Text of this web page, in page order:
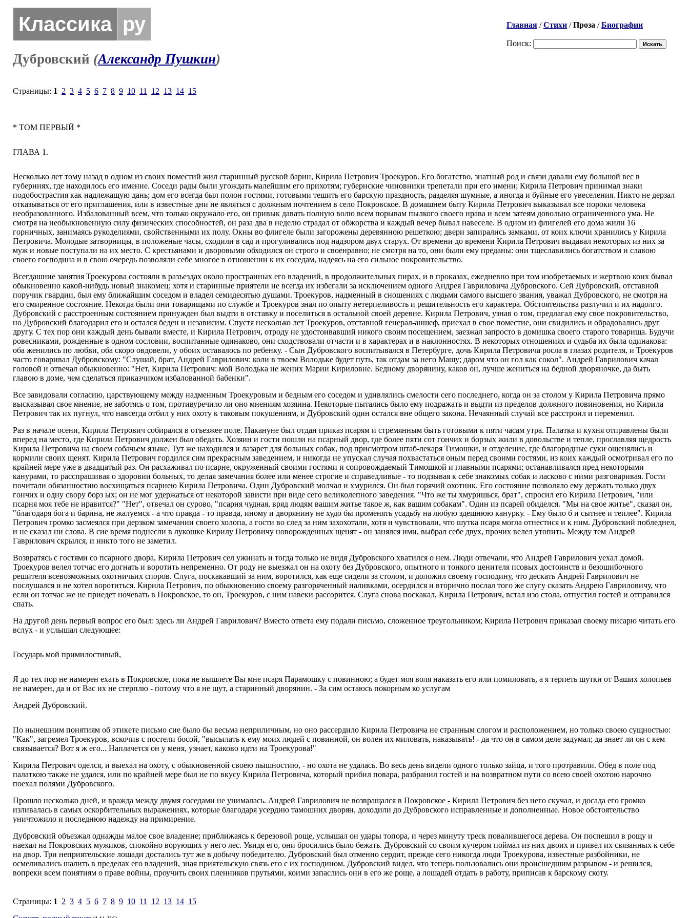
Главная /Стихи /Проза /Биографии
Поиск:
Классика ру
Дубровский (Александр Пушкин)
Страницы: 1 2 3 4 5 6 7 8 9 10 11 12 13 14 15
* ТОМ ПЕРВЫЙ *
ГЛАВА 1.
Несколько лет тому назад в одном из своих поместий жил старинный русской барин, Кирила Петрович Троекуров. Его богатство, знатный род и связи давали ему большой вес в
губерниях, где находилось его имение. Соседи рады были угождать малейшим его прихотям; губернские чиновники трепетали при его имени; Кирила Петрович принимал знаки
подобострастия как надлежащую дань; дом его всегда был полон гостями, готовыми тешить его барскую праздность, разделяя шумные, а иногда и буйные его увеселения. Никто не дерзал
отказываться от его приглашения, или в известные дни не являться с должным почтением в село Покровское. В домашнем быту Кирила Петрович выказывал все пороки человека
необразованного. Избалованный всем, что только окружало его, он привык давать полную волю всем порывам пылкого своего нрава и всем затеям довольно ограниченного ума. Не
смотря на необыкновенную силу физических способностей, он раза два в неделю страдал от обжорства и каждый вечер бывал навеселе. В одном из флигелей его дома жили 16
горничных, занимаясь рукоделиями, свойственными их полу. Окны во флигеле были загорожены деревянною решеткою; двери запирались замками, от коих ключи хранились у Кирила
Петровича. Молодые затворницы, в положеные часы, сходили в сад и прогуливались под надзором двух старух. От времени до времени Кирила Петрович выдавал некоторых из них за
муж и новые поступали на их место. С крестьянами и дворовыми обходился он строго и своенравно; не смотря на то, они были ему преданы: они тщеславились богатством и славою
своего господина и в свою очередь позволяли себе многое в отношении к их соседам, надеясь на его сильное покровительство.
Всегдашние занятия Троекурова состояли в разъездах около пространных его владений, в продолжительных пирах, и в проказах, ежедневно при том изобретаемых и жертвою коих бывал
обыкновенно какой-нибудь новый знакомец; хотя и старинные приятели не всегда их избегали за исключением одного Андрея Гавриловича Дубровского. Сей Дубровский, отставной
поручик гвардии, был ему ближайшим соседом и владел семидесятью душами. Троекуров, надменный в сношениях с людьми самого высшего звания, уважал Дубровского, не смотря на
его смиренное состояние. Некогда были они товарищами по службе и Троекуров знал по опыту нетерпеливость и решительность его характера. Обстоятельства разлучил и их надолго.
Дубровский с расстроенным состоянием принужден был выдти в отставку и поселиться в остальной своей деревне. Кирила Петрович, узнав о том, предлагал ему свое покровительство,
но Дубровский благодарил его и остался беден и независим. Спустя несколько лет Троекуров, отставной генерал-аншеф, приехал в свое поместие, они свидились и обрадовались друг
другу. С тех пор они каждый день бывали вместе, и Кирила Петрович, отроду не удостоивавший никого своим посещением, заезжал запросто в домишка своего старого товарища. Будучи
ровесниками, рожденные в одном сословии, воспитанные одинаково, они сходствовали отчасти и в характерах и в наклонностях. В некоторых отношениях и судьба их была одинакова:
оба женились по любви, оба скоро овдовели, у обоих оставалось по ребенку. - Сын Дубровского воспитывался в Петербурге, дочь Кирила Петровича росла в глазах родителя, и Троекуров
часто говаривал Дубровскому: "Слушай, брат, Андрей Гаврилович: коли в твоем Володьке будет путь, так отдам за него Машу; даром что он гол как сокол". Андрей Гаврилович качал
головой и отвечал обыкновенно: "Нет, Кирила Петрович: мой Володька не жених Марии Кириловне. Бедному дворянину, каков он, лучше жениться на бедной дворяночке, да быть
главою в доме, чем сделаться приказчиком избалованной бабенки".
Все завидовали согласию, царствующему между надменным Троекуровым и бедным его соседом и удивлялись смелости сего последнего, когда он за столом у Кирила Петровича прямо
высказывал свое мнение, не заботясь о том, противуречило ли оно мнениям хозяина. Некоторые пытались было ему подражать и выдти из пределов должного повиновения, но Кирила
Петрович так их пугнул, что навсегда отбил у них охоту к таковым покушениям, и Дубровский один остался вне общего закона. Нечаянный случай все расстроил и переменил.
Раз в начале осени, Кирила Петрович собирался в отъезжее поле. Накануне был отдан приказ псарям и стремянным быть готовыми к пяти часам утра. Палатка и кухня отправлены были
вперед на место, где Кирила Петрович должен был обедать. Хозяин и гости пошли на псарный двор, где более пяти сот гончих и борзых жили в довольстве и тепле, прославляя щедрость
Кирила Петровича на своем собачьем языке. Тут же находился и лазарет для больных собак, под присмотром штаб-лекаря Тимошки, и отделение, где благородные суки ощенялись и
кормили своих щенят. Кирила Петрович гордился сим прекрасным заведением, и никогда не упускал случая похвастаться оным перед своими гостями, из коих каждый осмотривал его по
крайней мере уже в двадцатый раз. Он расхаживал по псарне, окруженный своими гостями и сопровождаемый Тимошкой и главными псарями; останавливался пред некоторыми
канурами, то расспрашивая о здоровии больных, то делая замечания более или менее строгие и справедливые - то подзывая к себе знакомых собак и ласково с ними разговаривая. Гости
почитали обязанностию восхищаться псарнею Кирила Петровича. Один Дубровский молчал и хмурился. Он был горячий охотник. Его состояние позволяло ему держать только двух
гончих и одну свору борз ых; он не мог удержаться от некоторой зависти при виде сего великолепного заведения. "Что же ты хмуришься, брат", спросил его Кирила Петрович, "или
псарня моя тебе не нравится?" "Нет", отвечал он сурово, "псарня чудная, вряд людям вашим житье такое ж, как вашим собакам". Один из псарей обиделся. "Мы на свое житье", сказал он,
"благодаря бога и барина, не жалуемся - а что правда - то правда, иному и дворянину не худо бы променять усадьбу на любую здешнюю канурку. - Ему было б и сытнее и теплее". Кирила
Петрович громко засмеялся при дерзком замечании своего холопа, а гости во след за ним захохотали, хотя и чувствовали, что шутка псаря могла отнестися и к ним. Дубровский побледнел,
и не сказал ни слова. В сие время поднесли в лукошке Кирилу Петровичу новорожденных щенят - он занялся ими, выбрал себе двух, прочих велел утопить. Между тем Андрей
Гаврилович скрылся, и никто того не заметил.
Возвратясь с гостями со псарного двора, Кирила Петрович сел ужинать и тогда только не видя Дубровского хватился о нем. Люди отвечали, что Андрей Гаврилович уехал домой.
Троекуров велел тотчас его догнать и воротить непременно. От роду не выезжал он на охоту без Дубровского, опытного и тонкого ценителя псовых достоинств и безошибочного
решителя всевозможных охотничьих споров. Слуга, поскакавший за ним, воротился, как еще сидели за столом, и доложил своему господину, что дескать Андрей Гаврилович не
послушался и не хотел воротиться. Кирила Петрович, по обыкновению своему разгоряченный наливками, осердился и вторично послал того же слугу сказать Андрею Гавриловичу, что
если он тотчас же не приедет ночевать в Покровское, то он, Троекуров, с ним навеки рассорится. Слуга снова поскакал, Кирила Петрович, встал изо стола, отпустил гостей и отправился
спать.
На другой день первый вопрос его был: здесь ли Андрей Гаврилович? Вместо ответа ему подали письмо, сложенное треугольником; Кирила Петрович приказал своему писарю читать его
вслух - и услышал следующее:
Государь мой примилостивый,
Я до тех пор не намерен ехать в Покровское, пока не вышлете Вы мне псаря Парамошку с повинною; а будет моя воля наказать его или помиловать, а я терпеть шутки от Ваших холопьев
не намерен, да и от Вас их не стерплю - потому что я не шут, а старинный дворянин. - За сим остаюсь покорным ко услугам
Андрей Дубровский.
По нынешним понятиям об этикете письмо сие было бы весьма неприличным, но оно рассердило Кирила Петровича не странным слогом и расположением, но только своею сущностью:
"Как", загремел Троекуров, вскочив с постели босой, "высылать к ему моих людей с повинной, он волен их миловать, наказывать! - да что он в самом деле задумал; да знает ли он с кем
связывается? Вот я ж его... Наплачется он у меня, узнает, каково идти на Троекурова!"
Кирила Петрович оделся, и выехал на охоту, с обыкновенной своею пышностию, - но охота не удалась. Во весь день видели одного только зайца, и того протравили. Обед в поле под
палаткою также не удался, или по крайней мере был не по вкусу Кирила Петровича, который прибил повара, разбранил гостей и на возвратном пути со всею своей охотою нарочно
поехал полями Дубровского.
Прошло несколько дней, и вражда между двумя соседами не унималась. Андрей Гаврилович не возвращался в Покровское - Кирила Петрович без него скучал, и досада его громко
изливалась в самых оскорбительных выражениях, которые благодаря усердию тамошних дворян, доходили до Дубровского исправленные и дополненные. Новое обстоятельство
уничтожило и последнюю надежду на примирение.
Дубровский объезжал однажды малое свое владение; приближаясь к березовой роще, услышал он удары топора, и через минуту треск повалившегося дерева. Он поспешил в рощу и
наехал на Покровских мужиков, спокойно ворующих у него лес. Увидя его, они бросились было бежать. Дубровский со своим кучером поймал из них двоих и привел их связанных к себе
на двор. Три неприятельские лошади достались тут же в добычу победителю. Дубровский был отменно сердит, прежде сего никогда люди Троекурова, известные разбойники, не
осмеливались шалить в пределах его владений, зная приятельскую связь его с их господином. Дубровский видел, что теперь пользовались они происшедшим разрывом - и решился,
вопреки всем понятиям о праве войны, проучить своих пленников прутьями, коими запаслись они в его же роще, а лошадей отдать в работу, приписав к барскому скоту.
Страницы: 1 2 3 4 5 6 7 8 9 10 11 12 13 14 15